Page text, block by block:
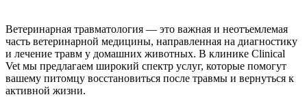
Ветеринарная травматология — это важная и неотъемлемая
часть ветеринарной медицины, направленная на диагностику
и лечение травм у домашних животных. В клинике Clinical
Vet мы предлагаем широкий спектр услуг, которые помогут
вашему питомцу восстановиться после травмы и вернуться к
активной жизни.